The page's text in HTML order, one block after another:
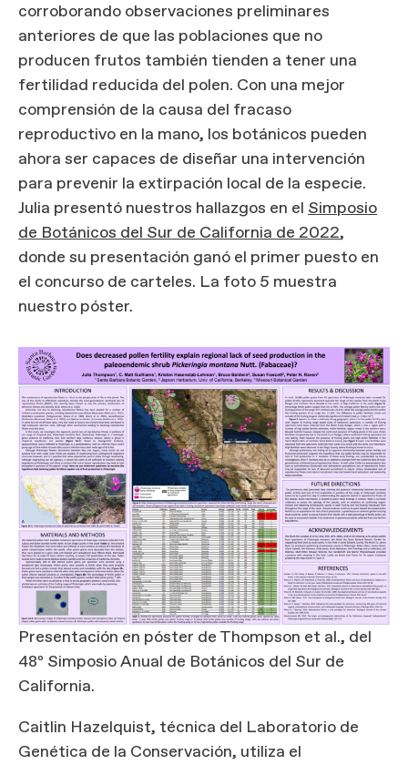
corroborando observaciones preliminares
anteriores de que las poblaciones que no
producen frutos también tienden a tener una
fertilidad reducida del polen. Con una mejor
comprensión de la causa del fracaso
reproductivo en la mano, los botánicos pueden
ahora ser capaces de diseñar una intervención
para prevenir la extirpación local de la especie.
Julia presentó nuestros hallazgos en el Simposio
de Botánicos del Sur de California de 2022,
donde su presentación ganó el primer puesto en
el concurso de carteles. La foto 5 muestra
nuestro póster.
Presentación en póster de Thompson et al., del
48º Simposio Anual de Botánicos del Sur de
California.
Caitlin Hazelquist, técnica del Laboratorio de
Genética de la Conservación, utiliza el